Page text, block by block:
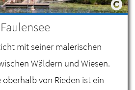
mit seiner malerischen
Wäldern und Wiesen.
oberhalb von Rieden ist ein